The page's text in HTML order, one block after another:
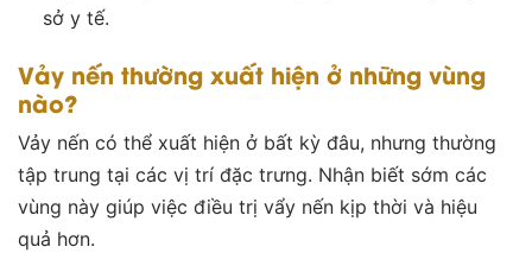
sở y tế.
Vảy nến thường xuất hiện ở những vùng
nào?
Vảy nến có thể xuất hiện ở bất kỳ đâu, nhưng thường
tập trung tại các vị trí đặc trưng. Nhận biết sớm các
vùng này giúp việc điều trị vẩy nến kịp thời và hiệu
quả hơn.